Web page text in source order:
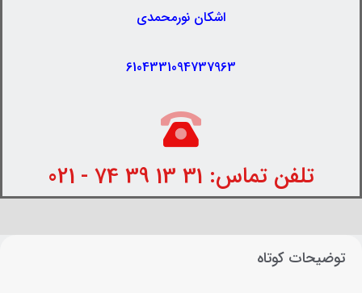
اشکان نورمحمدی
6104331094737963
تلفن تماس: 31 13 39 74 - 021
توضیحات کوتاه